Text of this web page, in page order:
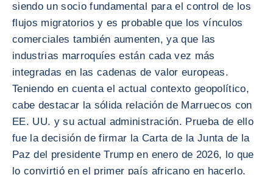
siendo un socio fundamental para el control de los
flujos migratorios y es probable que los vínculos
comerciales también aumenten, ya que las
industrias marroquíes están cada vez más
integradas en las cadenas de valor europeas.
Teniendo en cuenta el actual contexto geopolítico,
cabe destacar la sólida relación de Marruecos con
EE. UU. y su actual administración. Prueba de ello
fue la decisión de firmar la Carta de la Junta de la
Paz del presidente Trump en enero de 2026, lo que
lo convirtió en el primer país africano en hacerlo.